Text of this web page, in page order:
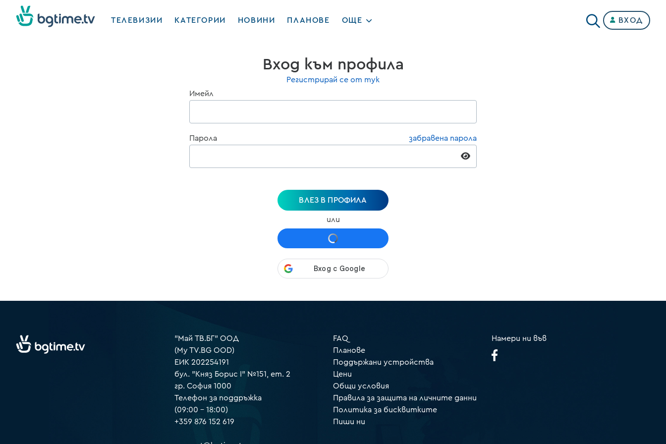
ТЕЛЕВИЗИИ КАТЕГОРИИ НОВИНИ ПЛАНОВЕ ОЩЕ ВХОД
Вход към профила
Регистрирай се от тук
Имейл
Парола забравена парола
ВЛЕЗ В ПРОФИЛА
или
"Май ТВ.БГ" ООД
(My TV.BG OOD)
ЕИК 202254191
бул. "Княз Борис I" №151, ет. 2
гр. София 1000
Телефон за поддръжка
(09:00 – 18:00)
+359 876 152 619
FAQ
Планове
Поддържани устройства
Цени
Общи условия
Правила за защита на личните данни
Политика за бисквитките
Пиши ни
Намери ни във